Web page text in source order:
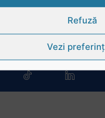
Refuză
Vezi